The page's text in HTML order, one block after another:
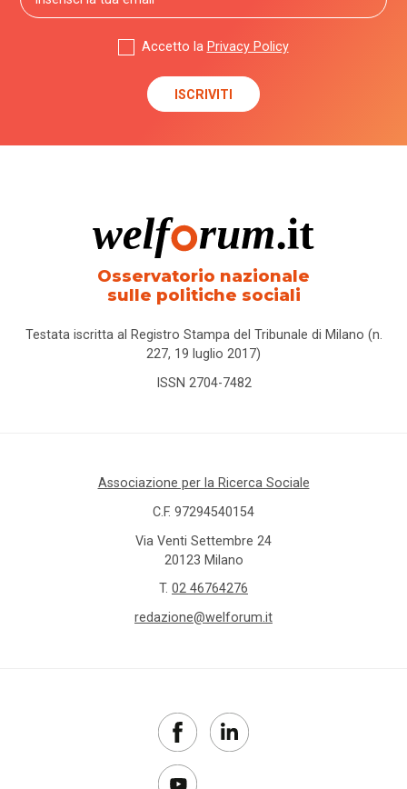
Accetto la Privacy Policy
Osservatorio nazionale
sulle politiche sociali
Testata iscritta al Registro Stampa del Tribunale di Milano (n.
227, 19 luglio 2017)
ISSN 2704-7482
Associazione per la Ricerca Sociale
C.F. 97294540154
Via Venti Settembre 24
20123 Milano
T. 02 46764276
redazione@welforum.it